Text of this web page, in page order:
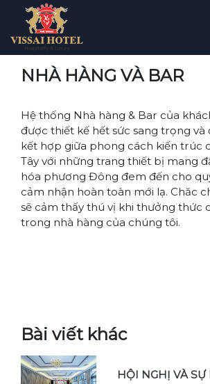
NHÀ HÀNG VÀ BAR
Hệ thống Nhà hàng & Bar của
được thiết kế hết sức sang trọng và
kết hợp giữa phong cách kiến trúc
Tây với những trang thiết bị mang
hóa phương Đông đem đến cho
cảm nhận hoàn toàn mới lạ. Chăc
sẽ cảm thấy thú vị khi thưởng thức
trong nhà hàng của chúng tôi.
Bài viết khác
HỘI NGHỊ VÀ SỰ